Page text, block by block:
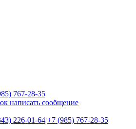
767-28-35
написать сообщение
226-01-64 +7 (985) 767-28-35